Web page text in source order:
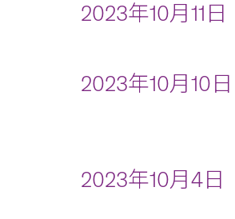
2023年10月11日
2023年10月10日
2023年10月4日